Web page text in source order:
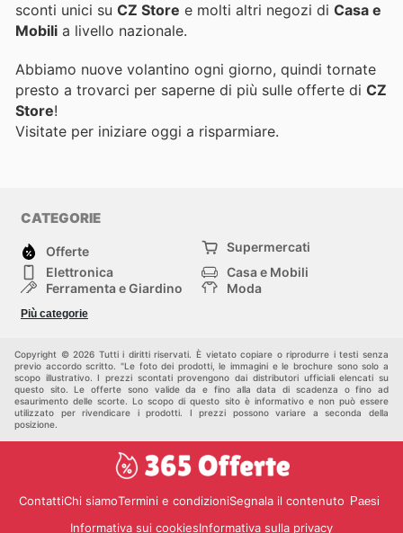
sconti unici su CZ Store e molti altri negozi di Casa e
Mobili a livello nazionale.
Abbiamo nuove volantino ogni giorno, quindi tornate
presto a trovarci per saperne di più sulle offerte di CZ
Store!
Visitate per iniziare oggi a risparmiare.
CATEGORIE
Offerte
Supermercati
Elettronica
Casa e Mobili
Ferramenta e Giardino
Moda
Bambini e Neonati
Più categorie
Copyright © 2026 Tutti i diritti riservati. È vietato copiare o riprodurre i testi senza
previo accordo scritto. "Le foto dei prodotti, le immagini e le brochure sono solo a
scopo illustrativo. I prezzi scontati provengono dai distributori ufficiali elencati su
questo sito. Le offerte sono valide da e fino alla data di scadenza o fino ad
esaurimento delle scorte. Lo scopo di questo sito è informativo e non può essere
utilizzato per rivendicare i prodotti. I prezzi possono variare a seconda della
posizione.
ContattiChi siamoTermini e condizioniSegnala il contenuto Paesi
Informativa sui cookiesInformativa sulla privacy